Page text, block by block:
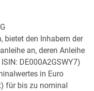
bietet den Inhabern der
an, deren Anleihe
DE000A2GSWY7)
in Euro
für bis zu nominal